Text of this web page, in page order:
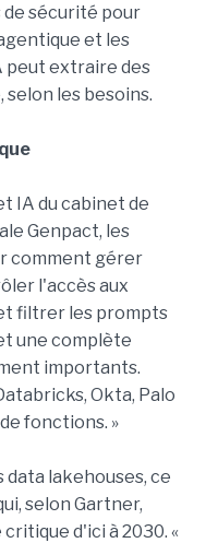
sécurité pour
et les
peut extraire des
les besoins.
IA du cabinet de
Genpact, les
comment gérer
l'accès aux
filtrer les prompts
une complète
importants.
Okta, Palo
fonctions. »
lakehouses, ce
selon Gartner,
d'ici à 2030. «